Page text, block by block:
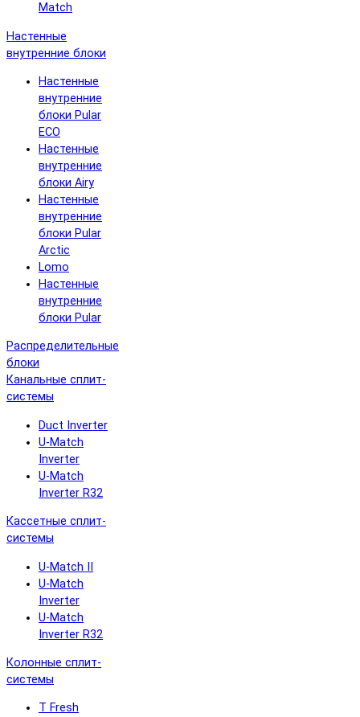
Match
Настенные
внутренние блоки
Настенные
внутренние
блоки Pular
ECO
Настенные
внутренние
блоки Airy
Настенные
внутренние
блоки Pular
Arctic
Lomo
Настенные
внутренние
блоки Pular
Распределительные
блоки
Канальные сплит-
системы
Duct Inverter
U-Match
Inverter
U-Match
Inverter R32
Кассетные сплит-
системы
U-Match II
U-Match
Inverter
U-Match
Inverter R32
Колонные сплит-
системы
T Fresh